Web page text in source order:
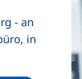
- an
in